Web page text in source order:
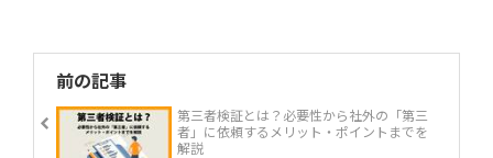
前の記事
第三者検証とは？必要性から社外の「第三
者」に依頼するメリット・ポイントまでを
解説